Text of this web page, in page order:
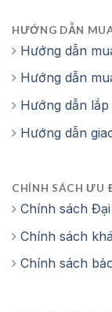
HƯỚNG DẪN
Hướng dẫn
Hướng dẫn
Hướng dẫn
Hướng dẫn
CHÍNH SÁCH ƯU
Chính sách
Chính sách
Chính sách